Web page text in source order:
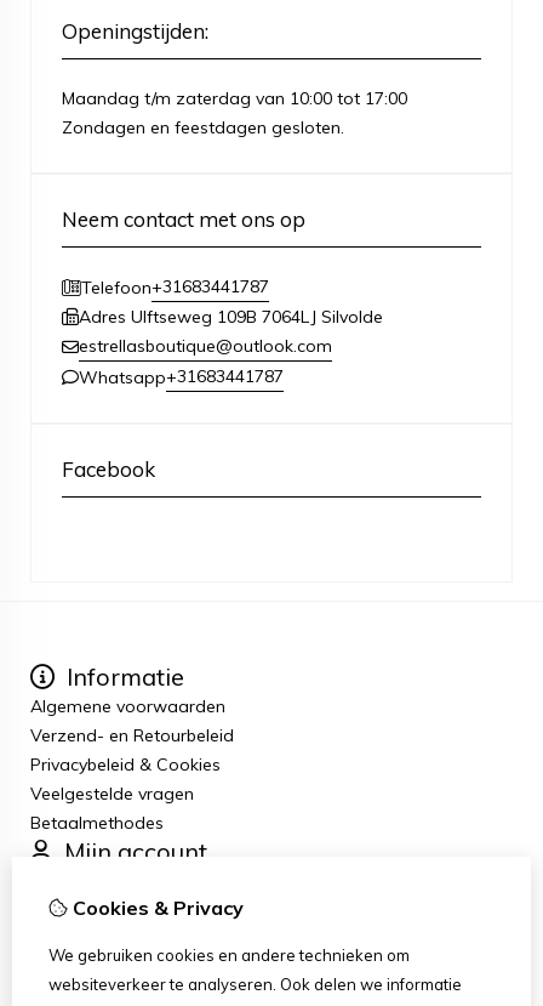
Openingstijden:
Maandag t/m zaterdag van 10:00 tot 17:00
Zondagen en feestdagen gesloten.
Neem contact met ons op
Telefoon+31683441787
Adres Ulftseweg 109B 7064LJ Silvolde
estrellasboutique@outlook.com
Whatsapp+31683441787
Facebook
Informatie
Algemene voorwaarden
Verzend- en Retourbeleid
Privacybeleid & Cookies
Veelgestelde vragen
Betaalmethodes
Mijn account
Bestelhistorie
Nieuwsbrief
Klantenservice
Cookies & Privacy
We gebruiken cookies en andere technieken om
websiteverkeer te analyseren. Ook delen we informatie